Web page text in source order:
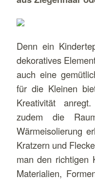
Denn ein
dekoratives
auch eine
für die Kleinen
Kreativität
zudem die
Wärmeisolierung
Kratzern und
man den richtigen
Materialien,